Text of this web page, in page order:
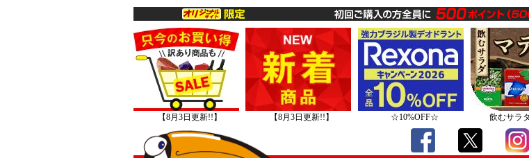
【8月3日更新!!】 【8月3日更新!!】 ☆10%OFF☆ 飲むサラ